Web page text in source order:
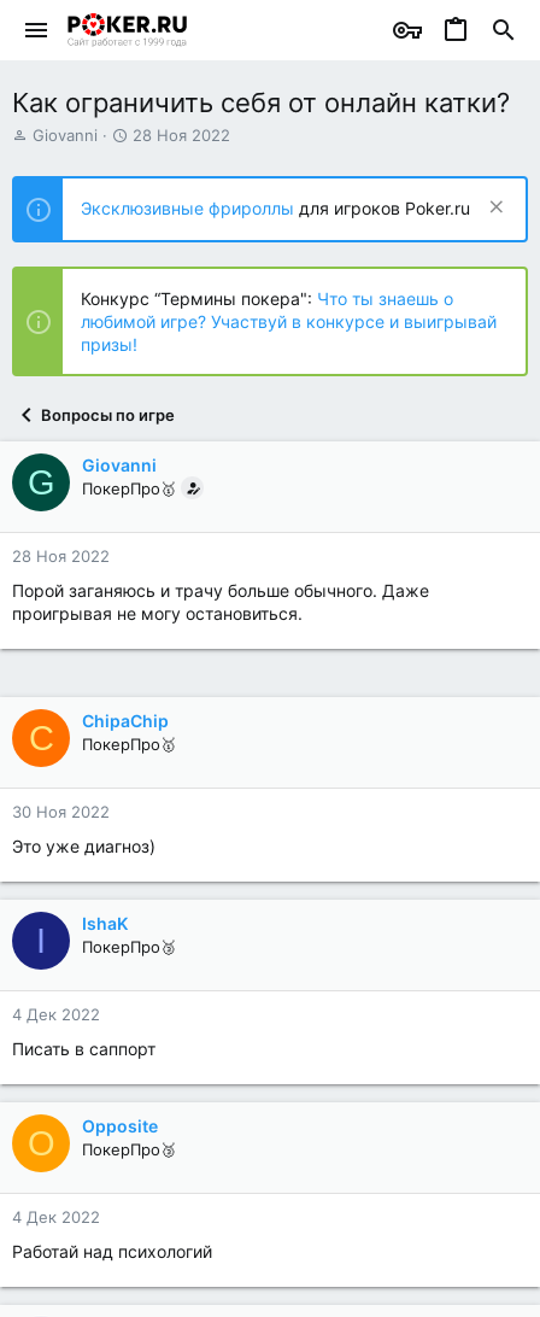
Как ограничить себя от онлайн катки?
А
т
о
р
т
е
ы
Giovanni
Д
т
н
а
ч
л
а
28 Ноя 2022
Эксклюзивные фрироллы для игроков Poker.ru
Конкурс “Термины покера": Что ты знаешь о
любимой игре? Участвуй в конкурсе и выигрывай
призы!
Вопросы по игре
G Giovanni
ПокерПро🥇
28 Ноя 2022
Порой заганяюсь и трачу больше обычного. Даже
проигрывая не могу остановиться.
C ChipaChip
ПокерПро🥇
30 Ноя 2022
Это уже диагноз)
I IshaK
ПокерПро🥉
4 Дек 2022
Писать в саппорт
O Opposite
ПокерПро🥉
4 Дек 2022
Работай над психологий